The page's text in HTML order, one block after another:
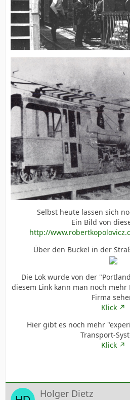
Selbst heute lassen sich
Ein Bild von
http://
Über den Buckel in der
Die Lok wurde von der
diesem Link kann man noch
Firma
Klick
Hier gibt es noch mehr
Transport-
Klick
Holger Dietz